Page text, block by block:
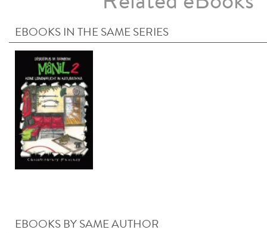
EBOOKS IN THE SAME SERIES
EBOOKS BY SAME AUTHOR